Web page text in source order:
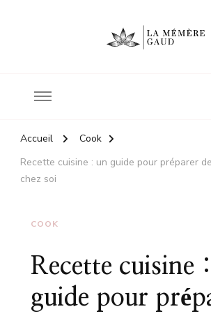
Accueil
Cook
Recette cuisine : un guide pour préparer
chez soi
COOK
Recette cuisine
guide pour